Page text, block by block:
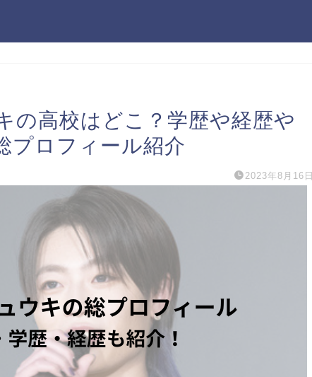
の高校はどこ？学歴や経歴や
プロフィール紹介
2023年8月16日